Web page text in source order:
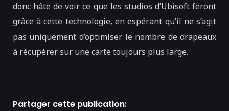
donc hâte de voir ce que les studios d’Ubisoft feront
grâce à cette technologie, en espérant qu’il ne s’agit
pas uniquement d’optimiser le nombre de drapeaux
à récupérer sur une carte toujours plus large.
Partager cette publication: